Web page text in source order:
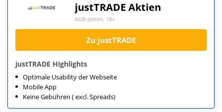
justTRADE Aktien
AGB gelten, 18+
Zu justTRADE
justTRADE Highlights
Optimale Usability der Webseite
Mobile App
Keine Gebühren ( excl. Spreads)